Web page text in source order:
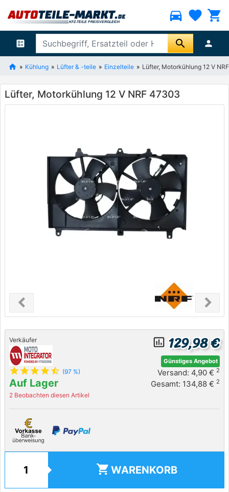
directions_car favorite shopping_cart
ballot search person
Kühlung Lüfter & -teile Einzelteile Lüfter, Motorkühlung 12 V
Lüfter, Motorkühlung 12 V NRF 47303
chevron_leftPrevious chevron_right
Next
Verkäufer
star star star star star_half (97 %)
Auf Lager
2 Beobachten diesen Artikel
insert_chart_outlined 129,98 €
Günstiges Angebot
Versand: 4,90 € 2
Gesamt: 134,88 € 2
shopping_cart WARENKORB